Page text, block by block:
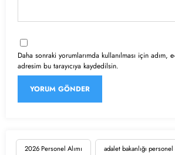
2026 Personel Alımı adalet bakanlığı personel
Daha sonraki yorumlarımda kullanılması için adım,
adresim bu tarayıcıya kaydedilsin.